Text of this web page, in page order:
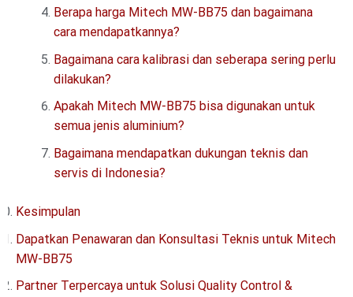
Berapa harga Mitech MW-BB75 dan bagaimana
cara mendapatkannya?
Bagaimana cara kalibrasi dan seberapa sering perlu
dilakukan?
Apakah Mitech MW-BB75 bisa digunakan untuk
semua jenis aluminium?
Bagaimana mendapatkan dukungan teknis dan
servis di Indonesia?
Kesimpulan
Dapatkan Penawaran dan Konsultasi Teknis untuk Mitech
MW-BB75
Partner Terpercaya untuk Solusi Quality Control &